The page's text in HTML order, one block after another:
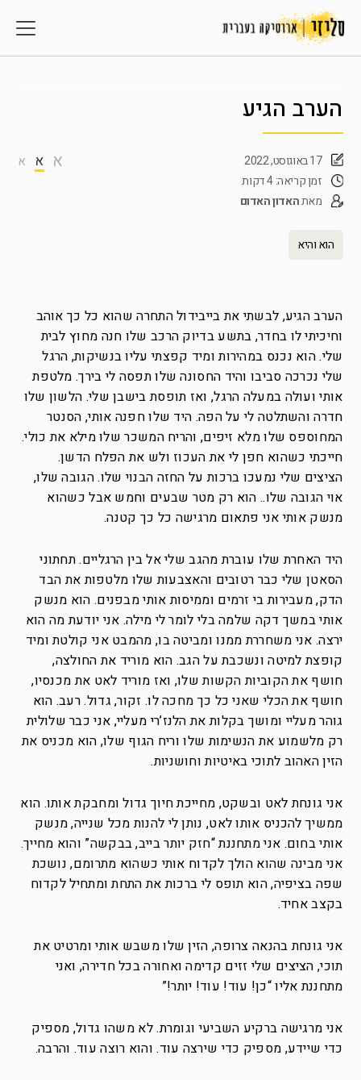
הערב הגיע
א א א
17 באוגוסט, 2022
זמן קריאה: 4 דקות
מאתהאדון האדום
הוא והיא
הערב הגיע, לבשתי את בייבידול התחרה שהוא כל כך אוהב
וחיכיתי לו בחדר, בתשע בדיוק הרכב שלו חנה מחוץ לבית
שלי. הוא נכנס במהירות ומיד קפצתי עליו בנשיקות, הרגל
שלי נכרכה סביבו והיד החסונה שלו תפסה לי בירך. מלטפת
אותי ועולה במעלה הרגל, ואז תופסת בישבן שלי. הלשון שלו
חדרה והשתלטה לי על הפה. היד שלו חפנה אותי, הסנטר
המחוספס שלו מלא זיפים, והריח המשכר שלו מילא את כולי.
חייכתי כשהוא חפן לי את העכוז ולש את הפלח הדשן.
הציצים שלי נמעכו ברכות על החזה הבנוי שלו. הגובה שלו,
אוי הגובה שלו.. הוא רק מטר שבעים וחמש אבל כשהוא
מנשק אותי אני פתאום מרגישה כל כך קטנה.
היד האחרת שלו עוברת מהגב שלי אל בין הרגליים. תחתוני
הסאטן שלי כבר רטובים והאצבעות שלו מלטפות את הבד
הדק, מעבירות בי זרמים וממיסות אותי מבפנים. הוא מנשק
אותי במשך דקה שלמה בלי לומר לי מילה. אני יודעת מה הוא
ירצה. אני משחררת ממנו ומביטה בו, מהמבט אני קולטת ומיד
קופצת למיטה ונשכבת על הגב. הוא מוריד את החולצה,
חושף את הקוביות הקשות שלו, ואז מוריד לאט את מכנסיו,
חושף את הכלי שאני כל כך מחכה לו. זקור, גדול. רעב. הוא
גוהר מעליי ומושך בקלות את הלנז’רי מעליי, אני כבר שלולית
רק מלשמוע את הנשימות שלו וריח הגוף שלו, הוא מכניס את
הזין האהוב לתוכי באיטיות וחושניות.
אני גונחת לאט ובשקט, מחייכת חיוך גדול ומחבקת אותו. הוא
ממשיך להכניס אותו לאט, נותן לי להנות מכל שנייה, מנשק
אותי בחום. אני מתחננת “חזק יותר בייב, בבקשה” והוא מחייך.
אני מבינה שהוא הולך לקדוח אותי כשהוא מתרומם, נושכת
שפה בציפיה, הוא תופס לי ברכות את התחת ומתחיל לקדוח
בקצב אחיד.
אני גונחת בהנאה צרופה, הזין שלו משבש אותי ומרטיט את
תוכי, הציצים שלי זזים קדימה ואחורה בכל חדירה, ואני
מתחננת אליו “כן! עוד! עוד! יותר!”
אני מרגישה ברקיע השביעי וגומרת. לא משהו גדול, מספיק
כדי שיידע, מספיק כדי שירצה עוד. והוא רוצה עוד. והרבה.